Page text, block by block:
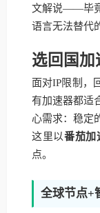
文解说——毕
语言无法替代
选回国
面对IP限制，
有加速器都适
心需求：稳定
这里以番茄加
点。
全球节点+